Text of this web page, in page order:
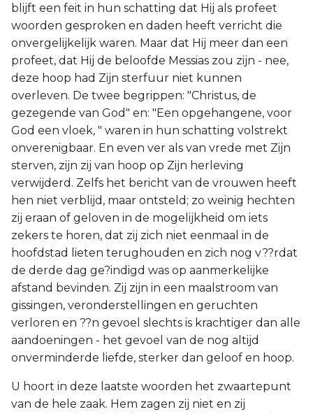
blijft een feit in hun schatting dat Hij als profeet
woorden gesproken en daden heeft verricht die
onvergelijkelijk waren. Maar dat Hij meer dan een
profeet, dat Hij de beloofde Messias zou zijn - nee,
deze hoop had Zijn sterfuur niet kunnen
overleven. De twee begrippen: "Christus, de
gezegende van God" en: "Een opgehangene, voor
God een vloek, " waren in hun schatting volstrekt
onverenigbaar. En even ver als van vrede met Zijn
sterven, zijn zij van hoop op Zijn herleving
verwijderd. Zelfs het bericht van de vrouwen heeft
hen niet verblijd, maar ontsteld; zo weinig hechten
zij eraan of geloven in de mogelijkheid om iets
zekers te horen, dat zij zich niet eenmaal in de
hoofdstad lieten terughouden en zich nog v??rdat
de derde dag ge?indigd was op aanmerkelijke
afstand bevinden. Zij zijn in een maalstroom van
gissingen, veronderstellingen en geruchten
verloren en ??n gevoel slechts is krachtiger dan alle
aandoeningen - het gevoel van de nog altijd
onverminderde liefde, sterker dan geloof en hoop.
U hoort in deze laatste woorden het zwaartepunt
van de hele zaak. Hem zagen zij niet en zij